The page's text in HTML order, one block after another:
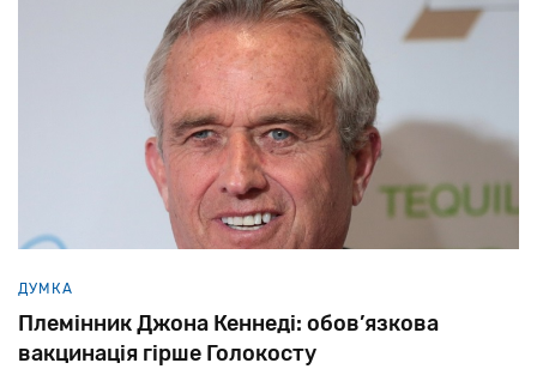
ДУМКА
Племінник Джона Кеннеді: обов’язкова
вакцинація гірше Голокосту